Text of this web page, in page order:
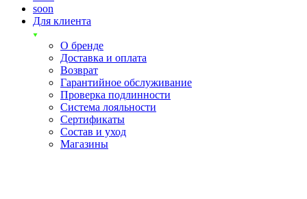
soon
Для клиента
О бренде
Доставка и оплата
Возврат
Гарантийное обслуживание
Проверка подлинности
Система лояльности
Сертификаты
Состав и уход
Магазины